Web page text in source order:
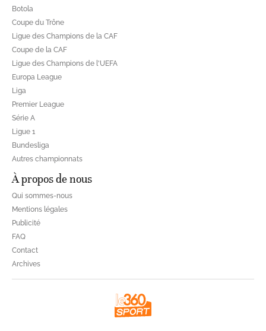
Botola
Coupe du Trône
Ligue des Champions de la CAF
Coupe de la CAF
Ligue des Champions de l'UEFA
Europa League
Liga
Premier League
Série A
Ligue 1
Bundesliga
Autres championnats
À propos de nous
Qui sommes-nous
Mentions légales
Publicité
FAQ
Contact
Archives